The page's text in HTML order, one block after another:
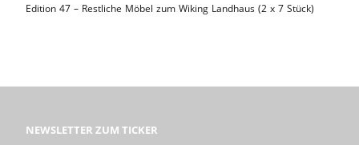
Edition 47 – Restliche Möbel zum Wiking Landhaus (2 x 7 Stück)
NEWSLETTER ZUM TICKER